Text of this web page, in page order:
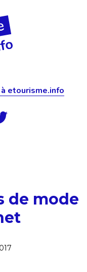
etourisme.info
de mode